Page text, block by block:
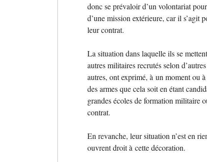
donc se prévaloir d’un volontariat
d’une mission extérieure, car il s’agit
leur contrat.
La situation dans laquelle ils se
autres militaires recrutés selon
autres, ont exprimé, à un moment ou
des armes que cela soit en étant
grandes écoles de formation militaire
contrat.
En revanche, leur situation n’est en
ouvrent droit à cette décoration.